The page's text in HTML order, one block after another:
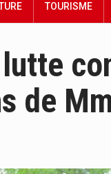
TOURISME
de